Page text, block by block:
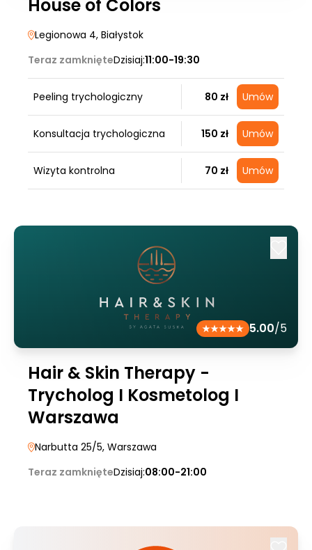
House of Colors
Legionowa 4, Białystok
Teraz zamknięteDzisiaj:11:00-19:30
Peeling trychologiczny 80 zł Umów
Konsultacja trychologiczna 150 zł Umów
Wizyta kontrolna 70 zł Umów
5.00/5
Hair & Skin Therapy -
Trycholog I Kosmetolog I
Warszawa
Narbutta 25/5, Warszawa
Teraz zamknięteDzisiaj:08:00-21:00